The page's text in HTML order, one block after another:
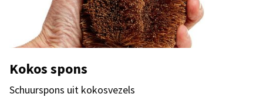
Kokos spons
Schuurspons uit kokosvezels